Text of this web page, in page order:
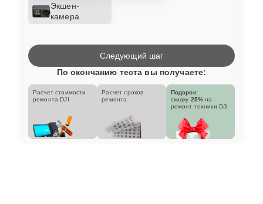
Экшен-
камера
Следующий шаг
По окончанию теста вы получаете:
Расчет стоимости
ремонта DJI
Расчет сроков
ремонта
Подарок:
скидку 25% на
ремонт техники DJI